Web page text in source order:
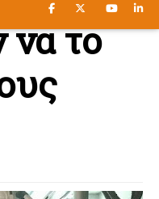
να το